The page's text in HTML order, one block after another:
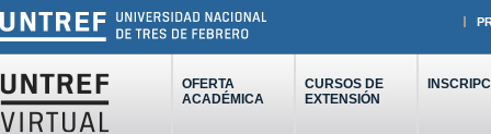
OFERTA
ACADÉMICA
CURSOS DE
EXTENSIÓN